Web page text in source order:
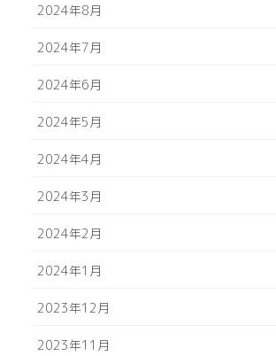
2024年8月
2024年7月
2024年6月
2024年5月
2024年4月
2024年3月
2024年2月
2024年1月
2023年12月
2023年11月